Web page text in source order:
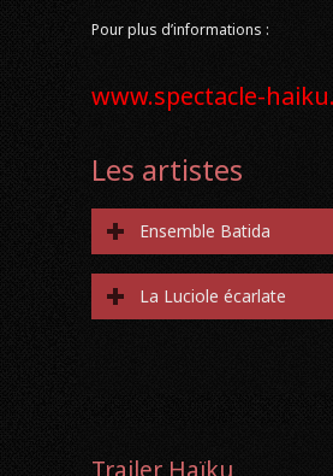
Pour plus d’informations :
www.spectacle-
Les artistes
Ensemble Batida
La Luciole écarlate
Trailer Haïku